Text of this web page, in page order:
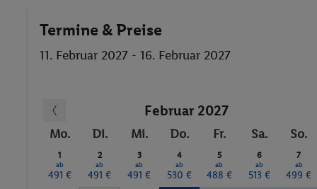
Termine & Preise
11. Februar 2027 - 16. Februar 2027
Februar 2027
Mo. Di. Mi. Do. Fr. Sa. So.
1
ab
491 €
2
ab
491 €
3
ab
491 €
4
ab
530 €
5
ab
488 €
6
ab
513 €
7
ab
499 €